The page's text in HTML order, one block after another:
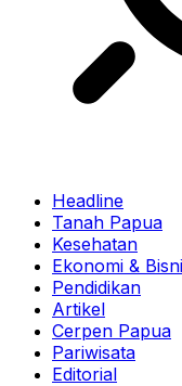
Headline
Tanah Papua
Kesehatan
Ekonomi &
Pendidikan
Artikel
Cerpen Papua
Pariwisata
Editorial